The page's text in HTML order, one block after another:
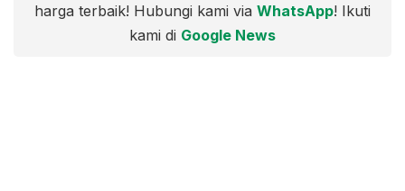
harga terbaik! Hubungi kami via WhatsApp! Ikuti
kami di Google News